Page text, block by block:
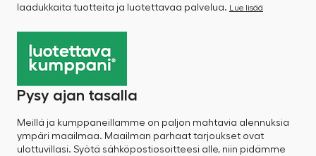
laadukkaita tuotteita ja luotettavaa palvelua. Lue lisää
Pysy ajan tasalla
Meillä ja kumppaneillamme on paljon mahtavia alennuksia
ympäri maailmaa. Maailman parhaat tarjoukset ovat
ulottuvillasi. Syötä sähköpostiosoitteesi alle, niin pidämme